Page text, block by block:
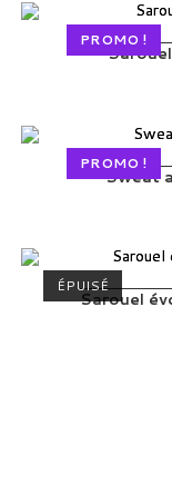
i
PROMO !
PROMO !
Sweat
ÉPUISÉ
Sarouel